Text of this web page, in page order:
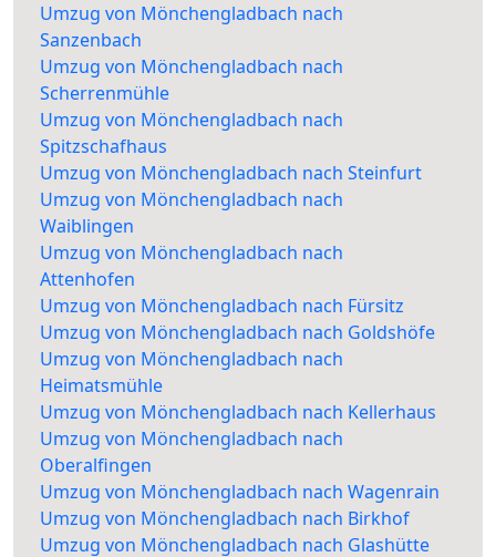
Umzug von Mönchengladbach nach
Sanzenbach
Umzug von Mönchengladbach nach
Scherrenmühle
Umzug von Mönchengladbach nach
Spitzschafhaus
Umzug von Mönchengladbach nach Steinfurt
Umzug von Mönchengladbach nach
Waiblingen
Umzug von Mönchengladbach nach
Attenhofen
Umzug von Mönchengladbach nach Fürsitz
Umzug von Mönchengladbach nach Goldshöfe
Umzug von Mönchengladbach nach
Heimatsmühle
Umzug von Mönchengladbach nach Kellerhaus
Umzug von Mönchengladbach nach
Oberalfingen
Umzug von Mönchengladbach nach Wagenrain
Umzug von Mönchengladbach nach Birkhof
Umzug von Mönchengladbach nach Glashütte